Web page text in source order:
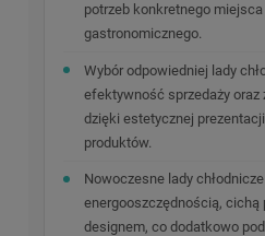
potrzeb konkretnego
gastronomicznego.
Wybór odpowiedniej lady
efektywność sprzedaży
dzięki estetycznej
produktów.
Nowoczesne lady
energooszczędnością, cichą
designem, co dodatkowo